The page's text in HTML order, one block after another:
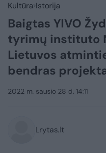
Kultūra Istorija
Baigtas YIVO
tyrimų instituto
Lietuvos
bendras
2022 m. sausio 28 d. 14:11
Lrytas.lt